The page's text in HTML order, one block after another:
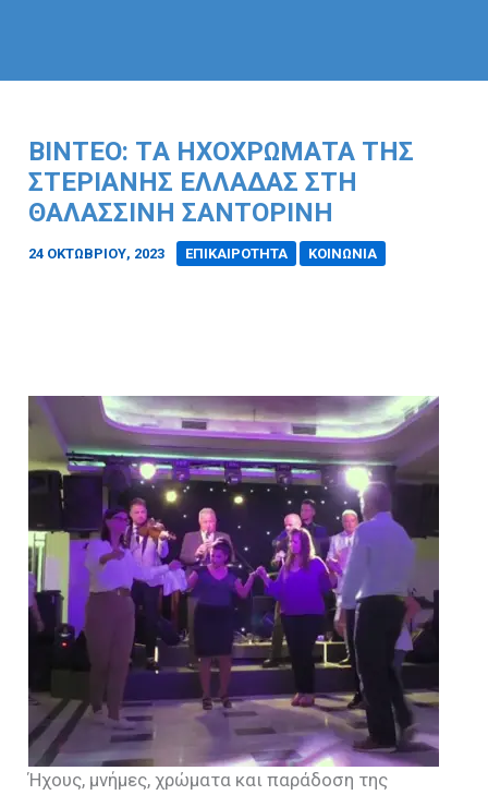
ΒΊΝΤΕΟ: TΑ ΗΧΟΧΡΏΜΑΤΑ ΤΗΣ
ΣΤΕΡΙΑΝΉΣ ΕΛΛΆΔΑΣ ΣΤΗ
ΘΑΛΑΣΣΙΝΉ ΣΑΝΤΟΡΊΝΗ
24 ΟΚΤΩΒΡΊΟΥ, 2023 ΕΠΙΚΑΙΡΟΤΗΤΑ ΚΟΙΝΩΝΙΑ
Ήχους, μνήμες, χρώματα και παράδοση της